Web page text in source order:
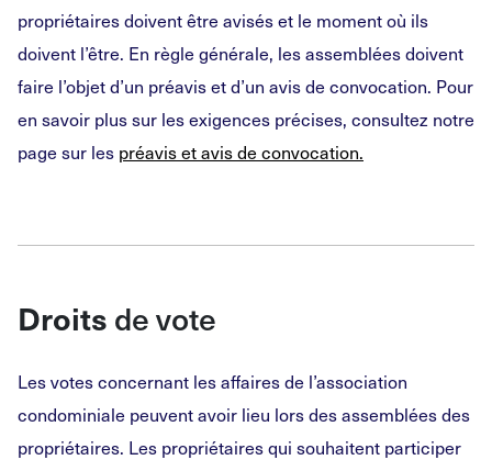
propriétaires doivent être avisés et le moment où ils
doivent l’être. En règle générale, les assemblées doivent
faire l’objet d’un préavis et d’un avis de convocation. Pour
en savoir plus sur les exigences précises, consultez notre
page sur les préavis et avis de convocation.
Droits de vote
Les votes concernant les affaires de l’association
condominiale peuvent avoir lieu lors des assemblées des
propriétaires. Les propriétaires qui souhaitent participer